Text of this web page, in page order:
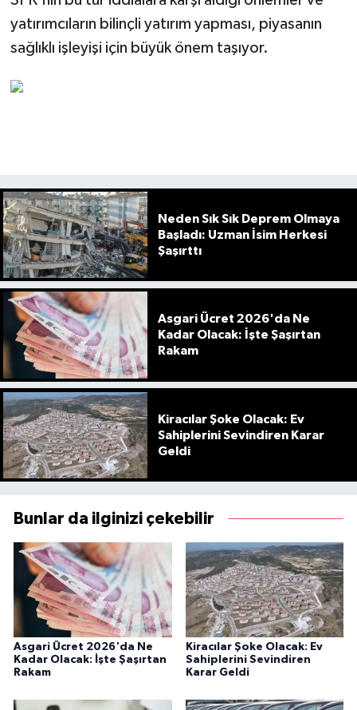
yatırımcıların bilinçli yatırım yapması, piyasanın
sağlıklı işleyişi için büyük önem taşıyor.
Neden Sık Sık Deprem Olmaya
Başladı: Uzman İsim Herkesi
Şaşırttı
Asgari Ücret 2026'da Ne
Kadar Olacak: İşte Şaşırtan
Rakam
Kiracılar Şoke Olacak: Ev
Sahiplerini Sevindiren Karar
Geldi
Bunlar da ilginizi çekebilir
Asgari Ücret 2026'da Ne
Kadar Olacak: İşte Şaşırtan
Rakam
Kiracılar Şoke Olacak: Ev
Sahiplerini Sevindiren
Karar Geldi